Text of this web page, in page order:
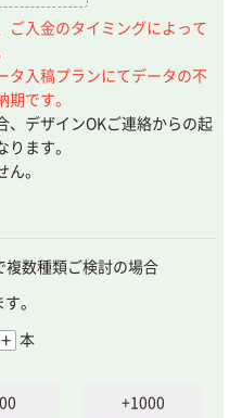
入金のタイミングによって
入稿プランにてデータの不
です。
デザインOKご連絡からの起
ます。
。
数種類ご検討の場合
。
+ 本
+1000